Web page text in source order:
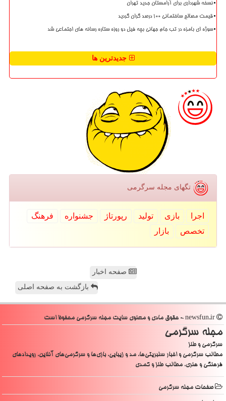
نسخه شهرداری برای آرامستان جدید تهران
قیمت مصالح ساختمانی ۱۰۰ درصد گران گردید
سوژه ای بامزه در تب جام جهانی بچه فیل دو روزه ستاره رسانه های اجتماعی شد
جدیدترین ها
تگهای مجله سرگرمی
اجرا بازی تولید رپورتاژ جشنواره
فرهنگ
تخصص
بازار
صفحه اخبار
بازگشت به صفحه اصلی
مجله سرگرمی
سرگرمی و طنز
مطالب سرگرمی و اخبار سلبریتی‌ها، مد و زیبایی، بازی‌ها و سرگرمی‌های آنلاین، رویدادهای
فرهنگی و هنری، مطالب طنز و کمدی
صفحات مجله سرگرمی